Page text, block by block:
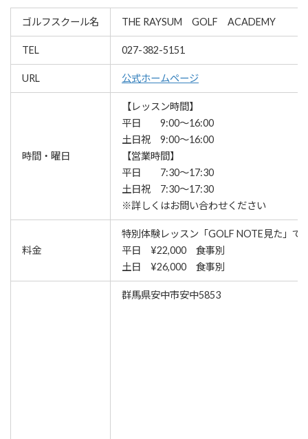
ゴルフスクール名 THE RAYSUM GOLF ACADEMY
TEL 027-382-5151
URL 公式ホームページ
時間・曜日
【レッスン時間】
平日 9:00〜16:00
土日祝 9:00〜16:00
【営業時間】
平日 7:30〜17:30
土日祝 7:30〜17:30
※詳しくはお問い合わせください
料金
特別体験レッスン「GOLF NOTE見た」で
平日 ¥22,000 食事別
土日 ¥26,000 食事別
群馬県安中市安中5853